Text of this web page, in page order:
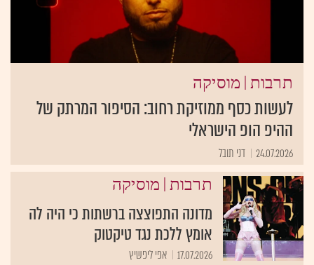
תרבות | מוסיקה
לעשות כסף ממוזיקת רחוב: הסיפור המרתק של
ההיפ הופ הישראלי
24.07.2026 דני תובל
תרבות | מוסיקה
מדונה התפוצצה ברשתות כי היה לה
אומץ ללכת נגד טיקטוק
17.07.2026 אפי ליפשיץ